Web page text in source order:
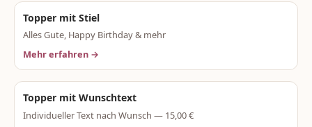
Topper mit Stiel
Alles Gute, Happy Birthday & mehr
Mehr erfahren →
Topper mit Wunschtext
Individueller Text nach Wunsch — 15,00 €